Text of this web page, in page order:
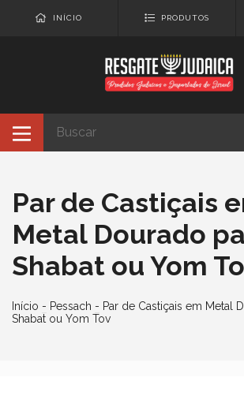
INÍCIO PRODUTOS
Par de Castiçais
Metal Dourado
Shabat ou Yom
Início - Pessach - Par de Castiçais em Metal
Shabat ou Yom Tov